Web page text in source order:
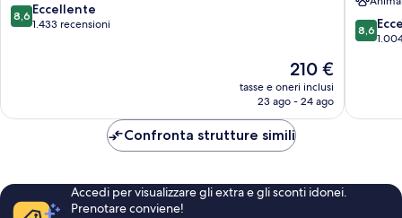
di
Napoli
8.6
su
8,6 Eccellente
1.433 recensioni
Il
prezzo
attuale
210 €
210 €
tasse e oneri inclusi
23 ago - 24 ago
Napoli
8.6
su
8,6
Confronta strutture simili
Accedi per visualizzare gli extra e gli sconti idonei.
Prenotare conviene!